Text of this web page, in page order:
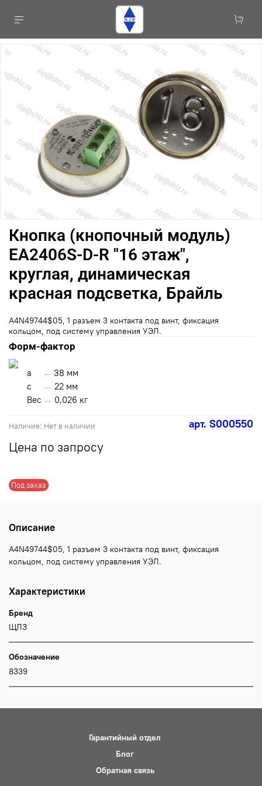
арт. S000550
Наличие: Нет в наличии
Под заказ
Кнопка (кнопочный модуль)
EA2406S-D-R "16 этаж",
круглая, динамическая
красная подсветка, Брайль
Цена по запросу
А4N49744$05, 1 разъем 3 контакта под винт, фиксация
кольцом, под систему управления УЭЛ.
Форм-фактор
a
38 мм
с
22 мм
Вес
0,026 кг
Описание
А4N49744$05, 1 разъем 3 контакта под винт, фиксация
кольцом, под систему управления УЭЛ.
Характеристики
Бренд
ЩЛЗ
Обозначение
8339
Гарантийный отдел
Блог
Обратная связь